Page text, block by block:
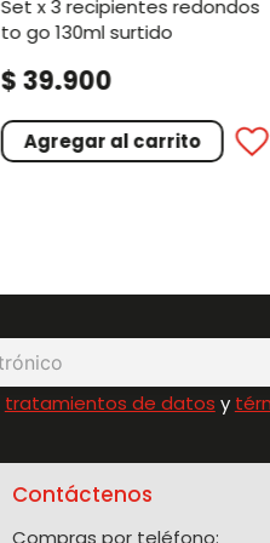
set x 3 recipientes redondos
to go 130ml surtido
$ 39.900
Agregar al carrito
tratamientos de datos y
Contáctenos
Compras por teléfono: